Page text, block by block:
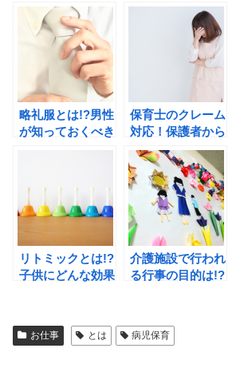
保育や遊びをして
いるの!?
や計算方法のポイ
略礼服とは!?男性
が知っておくべき
保育士のクレーム
対応！保護者から
クレームが来たと
きはどうする!?
リトミックとは!?
子供にどんな効果
介護施設で行われ
る行事の目的は!?
お仕事 とは 病児保育